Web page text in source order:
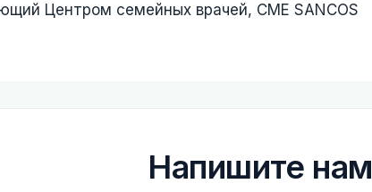
Центром семейных врачей, CME SANCOS
Напишите нам